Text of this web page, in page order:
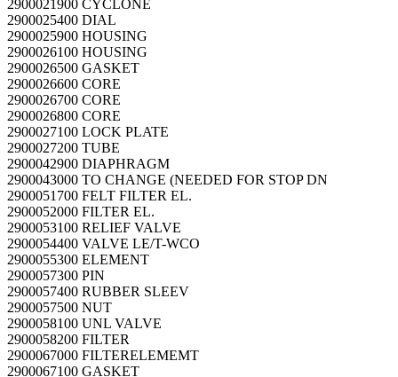
2900021900 CYCLONE
2900025400 DIAL
2900025900 HOUSING
2900026100 HOUSING
2900026500 GASKET
2900026600 CORE
2900026700 CORE
2900026800 CORE
2900027100 LOCK PLATE
2900027200 TUBE
2900042900 DIAPHRAGM
2900043000 TO CHANGE (NEEDED FOR STOP DN
2900051700 FELT FILTER EL.
2900052000 FILTER EL.
2900053100 RELIEF VALVE
2900054400 VALVE LE/T-WCO
2900055300 ELEMENT
2900057300 PIN
2900057400 RUBBER SLEEV
2900057500 NUT
2900058100 UNL VALVE
2900058200 FILTER
2900067000 FILTERELEMEMT
2900067100 GASKET